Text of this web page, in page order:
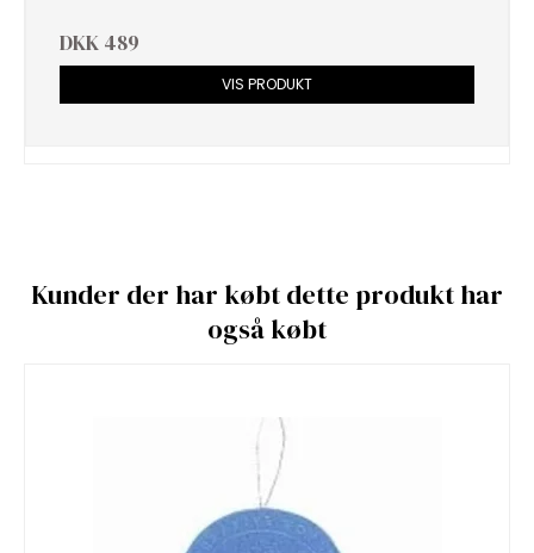
DKK 489
VIS PRODUKT
Kunder der har købt dette produkt har
også købt